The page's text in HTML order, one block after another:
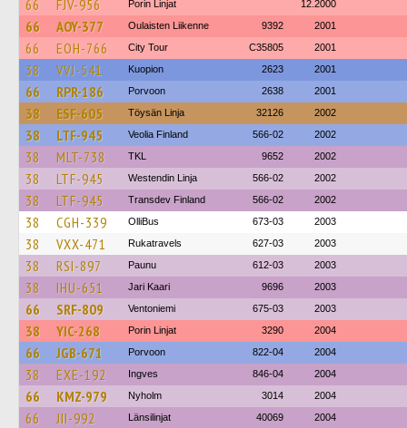
66 FJV-956 Porin Linjat 12.2000
66 AOY-377 Oulaisten Liikenne 9392 2001
66 EOH-766 City Tour C35805 2001
38 VVJ-541 Kuopion 2623 2001
66 RPR-186 Porvoon 2638 2001
38 ESF-605 Töysän Linja 32126 2002
38 LTF-945 Veolia Finland 566-02 2002
38 MLT-738 TKL 9652 2002
38 LTF-945 Westendin Linja 566-02 2002
38 LTF-945 Transdev Finland 566-02 2002
38 CGH-339 OlliBus 673-03 2003
38 VXX-471 Rukatravels 627-03 2003
38 RSI-897 Paunu 612-03 2003
38 IHU-651 Jari Kaari 9696 2003
66 SRF-809 Ventoniemi 675-03 2003
38 YIC-268 Porin Linjat 3290 2004
66 JGB-671 Porvoon 822-04 2004
38 EXE-192 Ingves 846-04 2004
66 KMZ-979 Nyholm 3014 2004
66 JII-992 Länsilinjat 40069 2004